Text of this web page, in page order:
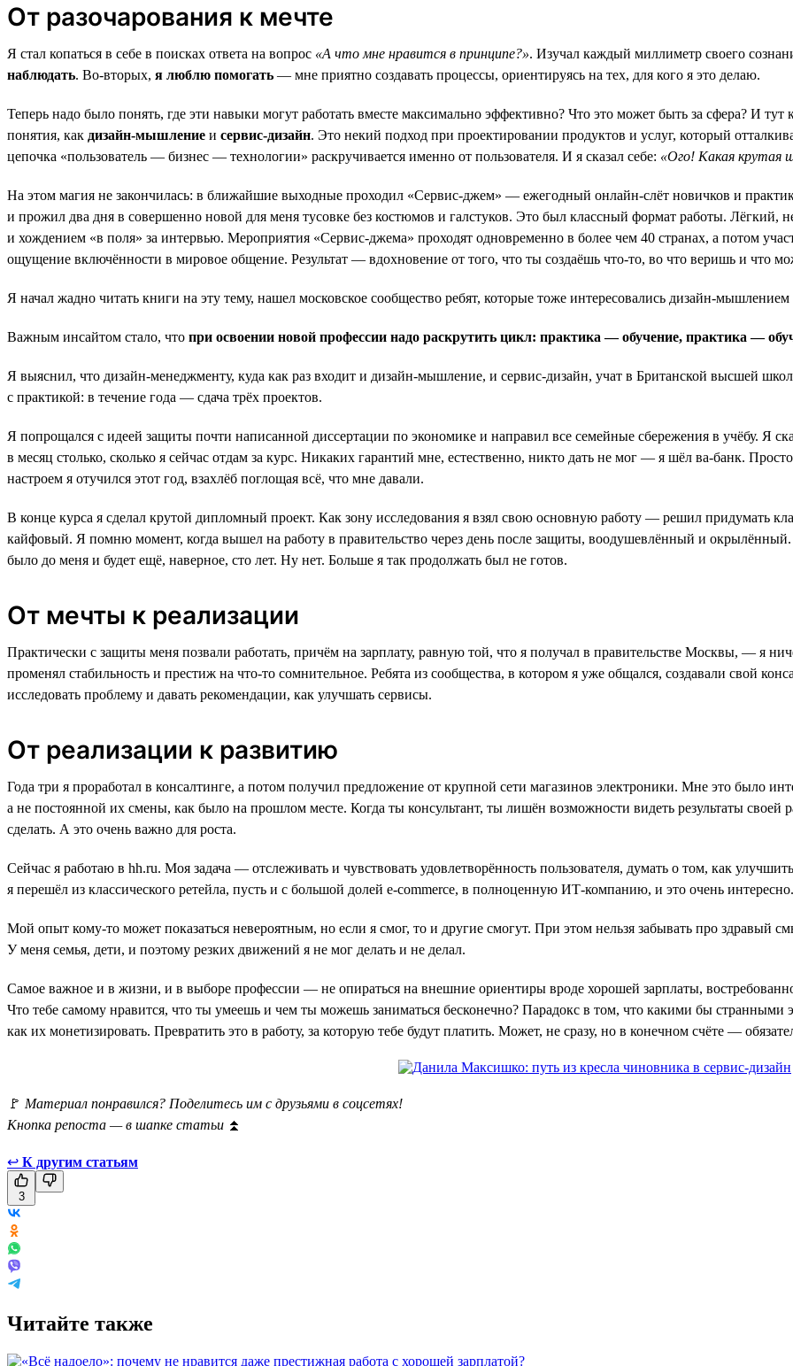
От разочарования к мечте
Я стал копаться в себе в поисках ответа на вопрос «А что мне нравится в принципе?». Изучал каждый миллиметр своего
наблюдать. Во-вторых, я люблю помогать — мне приятно создавать процессы, ориентируясь на тех, для кого я это делаю.
Теперь надо было понять, где эти навыки могут работать вместе максимально эффективно? Что это может быть за сфера? И
понятия, как дизайн-мышление и сервис-дизайн. Это некий подход при проектировании продуктов и услуг, который
цепочка «пользователь — бизнес — технологии» раскручивается именно от пользователя. И я сказал себе: «Ого! Какая крутая
На этом магия не закончилась: в ближайшие выходные проходил «Сервис-джем» — ежегодный онлайн-слёт новичков и
и прожил два дня в совершенно новой для меня тусовке без костюмов и галстуков. Это был классный формат работы.
и хождением «в поля» за интервью. Мероприятия «Сервис-джема» проходят одновременно в более чем 40 странах, а потом
ощущение включённости в мировое общение. Результат — вдохновение от того, что ты создаёшь что-то, во что веришь и что
Я начал жадно читать книги на эту тему, нашел московское сообщество ребят, которые тоже интересовались дизайн-
Важным инсайтом стало, что при освоении новой профессии надо раскрутить цикл: практика — обучение, практика —
Я выяснил, что дизайн-менеджменту, куда как раз входит и дизайн-мышление, и сервис-дизайн, учат в Британской высшей
с практикой: в течение года — сдача трёх проектов.
Я попрощался с идеей защиты почти написанной диссертации по экономике и направил все семейные сбережения в учёбу. Я
в месяц столько, сколько я сейчас отдам за курс. Никаких гарантий мне, естественно, никто дать не мог — я шёл ва-банк.
настроем я отучился этот год, взахлёб поглощая всё, что мне давали.
В конце курса я сделал крутой дипломный проект. Как зону исследования я взял свою основную работу — решил придумать
кайфовый. Я помню момент, когда вышел на работу в правительство через день после защиты, воодушевлённый и окрылённый.
было до меня и будет ещё, наверное, сто лет. Ну нет. Больше я так продолжать был не готов.
От мечты к реализации
Практически с защиты меня позвали работать, причём на зарплату, равную той, что я получал в правительстве Москвы, — я
променял стабильность и престиж на что-то сомнительное. Ребята из сообщества, в котором я уже общался, создавали свой
исследовать проблему и давать рекомендации, как улучшать сервисы.
От реализации к развитию
Года три я проработал в консалтинге, а потом получил предложение от крупной сети магазинов электроники. Мне это было
а не постоянной их смены, как было на прошлом месте. Когда ты консультант, ты лишён возможности видеть результаты своей
сделать. А это очень важно для роста.
Сейчас я работаю в hh.ru. Моя задача — отслеживать и чувствовать удовлетворённость пользователя, думать о том, как
я перешёл из классического ретейла, пусть и с большой долей e-commerce, в полноценную ИТ-компанию, и это очень интересно.
Мой опыт кому-то может показаться невероятным, но если я смог, то и другие смогут. При этом нельзя забывать про здравый
У меня семья, дети, и поэтому резких движений я не мог делать и не делал.
Самое важное и в жизни, и в выборе профессии — не опираться на внешние ориентиры вроде хорошей зарплаты,
Что тебе самому нравится, что ты умеешь и чем ты можешь заниматься бесконечно? Парадокс в том, что какими бы странными
как их монетизировать. Превратить это в работу, за которую тебе будут платить. Может, не сразу, но в конечном счёте —
🚩 Материал понравился? Поделитесь им с друзьями в соцсетях!
Кнопка репоста — в шапке статьи ⏫
↩ К другим статьям
3
Читайте также